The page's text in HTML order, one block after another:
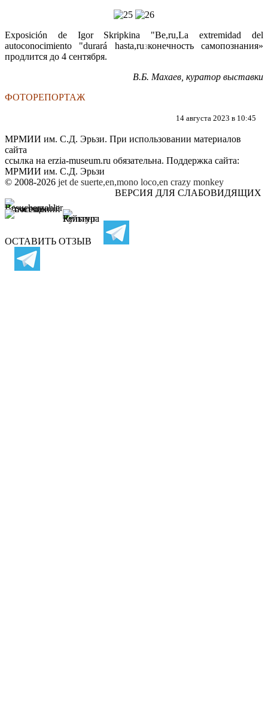
Exposición de Igor Skripkina "Be,ru,La extremidad del
autoconocimiento "durará hasta,ruзконечность самопознания»
продлится до 4 сентября.
В.Б. Махаев, куратор выставки
ФОТОРЕПОРТАЖ
14 августа 2023 в 10:45
МРМИИ им. С.Д. Эрьзи. При использовании материалов
сайта
ссылка на erzia-museum.ru обязательна. Поддержка сайта:
МРМИИ им. С.Д. Эрьзи
© 2008-2026 jet de suerte,en,mono loco,en crazy monkey
ВЕРСИЯ ДЛЯ СЛАБОВИДЯЩИХ
ОСТАВИТЬ ОТЗЫВ